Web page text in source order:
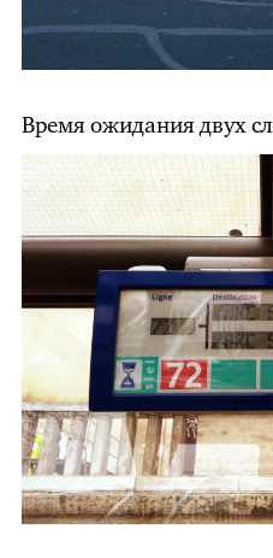
Время ожидания двух